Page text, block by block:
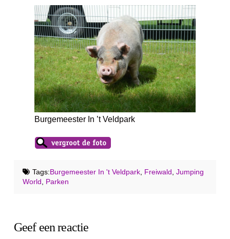
Burgemeester In ’t Veldpark
Tags:Burgemeester In 't Veldpark, Freiwald Jumping
World
Parken
Geef een reactie